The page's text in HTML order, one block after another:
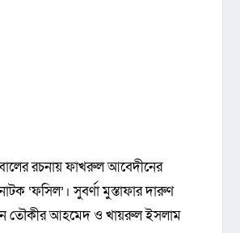
রচনায় ফাখরুল আবেদীনের
‘ফসিল’। সুবর্ণা মুস্তাফার দারুণ
তৌকীর আহমেদ ও খায়রুল ইসলাম